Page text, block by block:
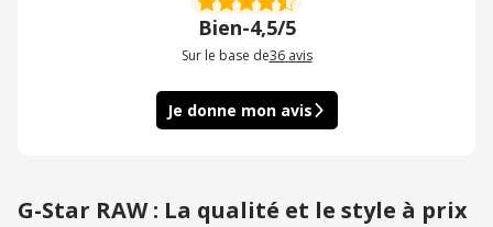
Bien-4,5/5
Sur le base de36 avis
Je donne mon avis
G-Star RAW : La qualité et le style à prix